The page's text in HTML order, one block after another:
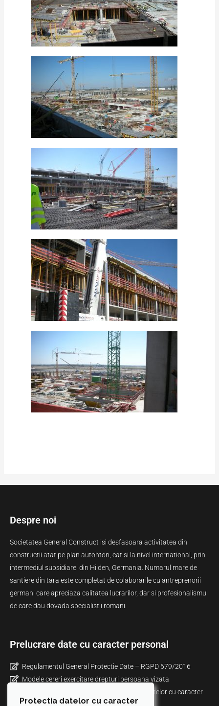
Despre noi
Societatea General Construct isi desfasoara activitatea din
constructii atat pe plan autohton, cat si la nivel international, prin
intermediul subsidiarei din Hilden, Germania. Numarul mare de
santiere din tara este completat de colaborarile cu antreprenorii
germani care apreciaza calitatea lucrarilor, dar si profesionalismul
de care dau dovada specialistii romani.
Prelucrare date cu caracter personal
Regulamentul General Protectie Date – RGPD 679/2016
Modele cereri exercitare drepturi persoana vizata
Informare privind politica de prelucrare a datelor cu caracter
Protectia datelor cu caracter